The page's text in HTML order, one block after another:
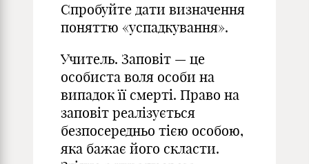
Спробуйте дати визначення
поняттю «успадкування».
Учитель. Заповіт — це
особиста воля особи на
випадок її смерті. Право на
заповіт реалізується
безпосередньо тією особою,
яка бажає його скласти.